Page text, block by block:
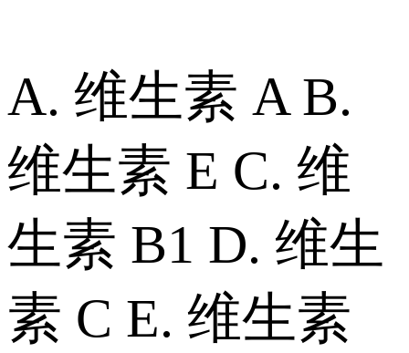
A. 维生素 A B.
维生素 E C. 维
生素 B1 D. 维生
素 C E. 维生素